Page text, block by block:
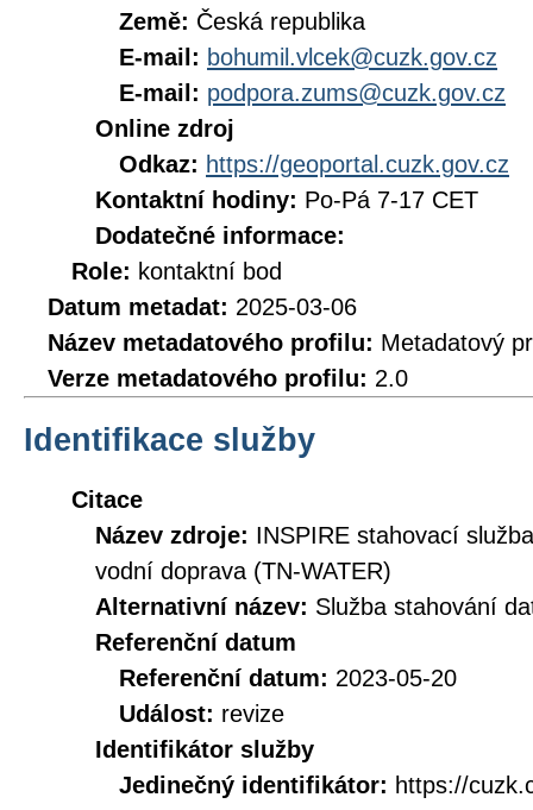
Země: Česká republika
E-mail: bohumil.vlcek@cuzk.gov.cz
E-mail: podpora.zums@cuzk.gov.cz
Online zdroj
Odkaz: https://geoportal.cuzk.gov.cz
Kontaktní hodiny: Po-Pá 7-17 CET
Dodatečné informace:
Role: kontaktní bod
Datum metadat: 2025-03-06
Název metadatového profilu: Metadatový
Verze metadatového profilu: 2.0
Identifikace služby
Citace
Název zdroje: INSPIRE stahovací
vodní doprava (TN-WATER)
Alternativní název: Služba stahování
Referenční datum
Referenční datum: 2023-05-20
Událost: revize
Identifikátor služby
Jedinečný identifikátor: https://